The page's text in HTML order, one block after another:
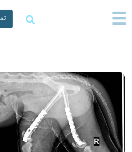
☰
×
خانه
سفیدنامه
درباره ما
تماس با ما
☰